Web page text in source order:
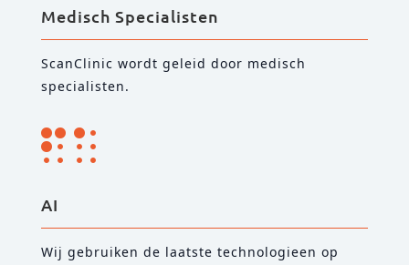
Medisch Specialisten
ScanClinic wordt geleid door medisch
specialisten.

AI
Wij gebruiken de laatste technologieen op